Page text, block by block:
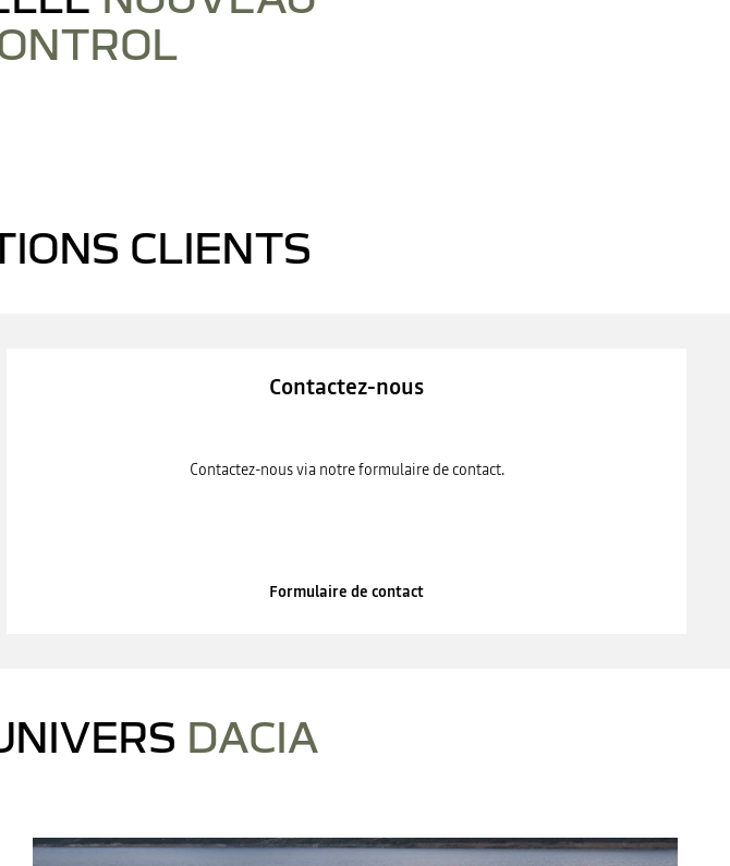
CLIENTS
Contactez-nous
Contactez-nous via notre formulaire de contact.
Formulaire de contact
DACIA